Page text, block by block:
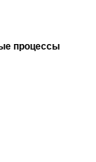
процессы